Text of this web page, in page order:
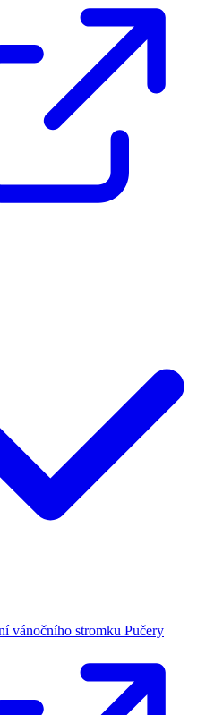
vánočního stromku Pučery